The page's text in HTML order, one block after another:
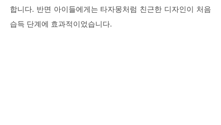
합니다. 반면 아이들에게는 타자몽처럼 친근한 디자인이 처음
습득 단계에 효과적이었습니다.